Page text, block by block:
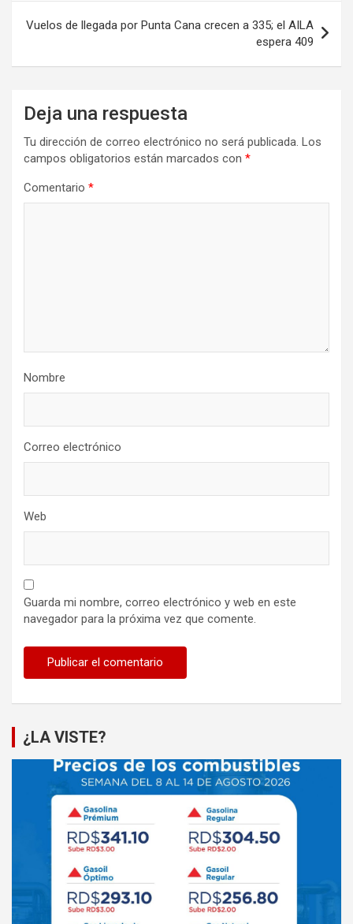
entradas
Vuelos de llegada por Punta Cana crecen a 335; el AILA
espera 409
Deja una respuesta
Tu dirección de correo electrónico no será publicada. Los
campos obligatorios están marcados con *
Comentario *
Nombre
Correo electrónico
Web
Guarda mi nombre, correo electrónico y web en este
navegador para la próxima vez que comente.
¿LA VISTE?